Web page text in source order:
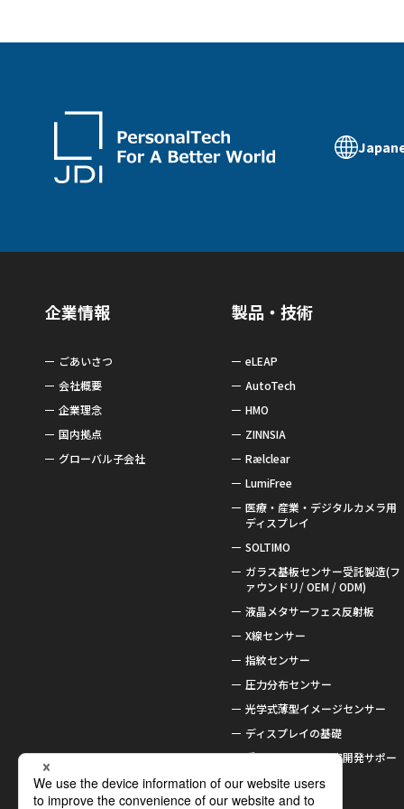
企業情報
ごあいさつ
会社概要
企業理念
国内拠点
グローバル子会社
製品・技術
eLEAP
AutoTech
HMO
ZINNSIA
Rælclear
LumiFree
医療・産業・デジタルカメラ用
ディスプレイ
SOLTIMO
ガラス基板センサー受託製造(フ
ァウンドリ/ OEM / ODM)
液晶メタサーフェス反射板
X線センサー
指紋センサー
圧力分布センサー
光学式薄型イメージセンサー
ディスプレイの基礎
受託加工および研究開発サポー
受賞歴